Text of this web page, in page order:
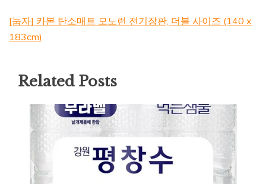
[눕자] 카본 탄소매트 모노런 전기장판, 더블 사이즈 (140 x
183cm)
Related Posts